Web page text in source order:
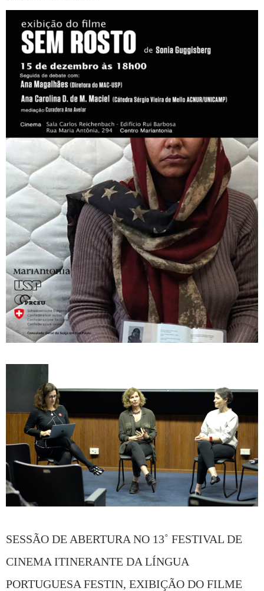
SESSÃO DE ABERTURA NO 13˚ FESTIVAL DE
CINEMA ITINERANTE DA LÍNGUA
PORTUGUESA FESTIN, EXIBIÇÃO DO FILME